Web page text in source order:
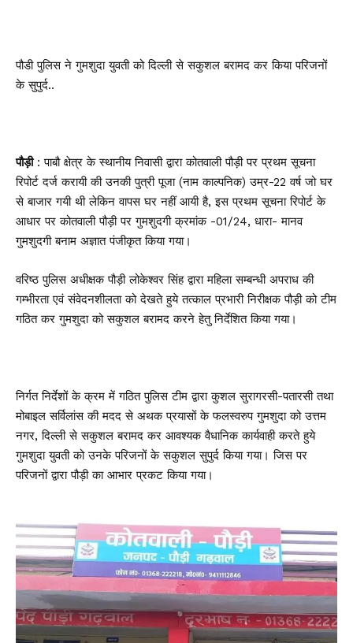
पौडी पुलिस ने गुमशुदा युवती को दिल्ली से सकुशल बरामद कर किया परिजनों
के सुपुर्द..
पौड़ी: पाबौ क्षेत्र के स्थानीय निवासी द्वारा कोतवाली पौड़ी पर प्रथम सूचना
रिपोर्ट दर्ज करायी की उनकी पुत्री पूजा (नाम काल्पनिक) उम्र-22 वर्ष जो घर
से बाजार गयी थी लेकिन वापस घर नहीं आयी है, इस प्रथम सूचना रिपोर्ट के
आधार पर कोतवाली पौड़ी पर गुमशुदगी क्रमांक -01/24, धारा- मानव
गुमशुदगी बनाम अज्ञात पंजीकृत किया गया।
वरिष्ठ पुलिस अधीक्षक पौड़ी लोकेश्वर सिंह द्वारा महिला सम्बन्धी अपराध की
गम्भीरता एवं संवेदनशीलता को देखते हुये तत्काल प्रभारी निरीक्षक पौड़ी को टीम
गठित कर गुमशुदा को सकुशल बरामद करने हेतु निर्देशित किया गया।
निर्गत निर्देशों के क्रम में गठित पुलिस टीम द्वारा कुशल सुरागरसी-पतारसी तथा
मोबाइल सर्विलांस की मदद से अथक प्रयासों के फलस्वरुप गुमशुदा को उत्तम
नगर, दिल्ली से सकुशल बरामद कर आवश्यक वैधानिक कार्यवाही करते हुये
गुमशुदा युवती को उनके परिजनों के सकुशल सुपुर्द किया गया। जिस पर
परिजनों द्वारा पौड़ी का आभार प्रकट किया गया।